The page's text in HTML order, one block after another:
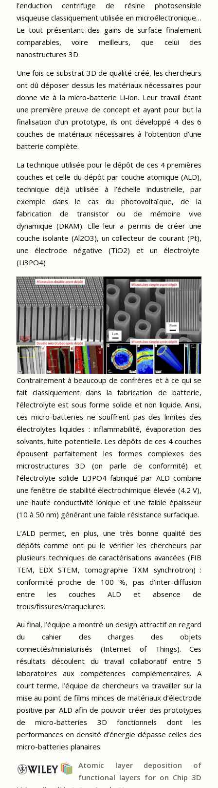
l’enduction centrifuge de résine photosensible
visqueuse classiquement utilisée en microélectronique…
Le tout présentant des gains de surface finalement
comparables, voire meilleurs, que celui des
nanostructures 3D.
Une fois ce substrat 3D de qualité créé, les chercheurs
ont dû déposer dessus les matériaux nécessaires pour
donne vie à la micro-batterie Li-ion. Leur travail étant
une première preuve de concept et ayant pour but la
finalisation d’un prototype, ils ont développé 4 des 6
couches de matériaux nécessaires à l’obtention d’une
batterie complète.
La technique utilisée pour le dépôt de ces 4 premières
couches et celle du dépôt par couche atomique (ALD),
technique déjà utilisée à l’échelle industrielle, par
exemple dans le cas du photovoltaïque, de la
fabrication de transistor ou de mémoire vive
dynamique (DRAM). Elle leur a permis de créer une
couche isolante (Al2O3), un collecteur de courant (Pt),
une électrode négative (TiO2) et un électrolyte
(Li3PO4)
Contrairement à beaucoup de confrères et à ce qui se
fait classiquement dans la fabrication de batterie,
l’électrolyte est sous forme solide et non liquide. Ainsi,
ces micro-batteries ne souffrent pas des limites des
électrolytes liquides : inflammabilité, évaporation des
solvants, fuite potentielle. Les dépôts de ces 4 couches
épousent parfaitement les formes complexes des
microstructures 3D (on parle de conformité) et
l’électrolyte solide Li3PO4 fabriqué par ALD combine
une fenêtre de stabilité électrochimique élevée (4.2 V),
une haute conductivité ionique et une faible épaisseur
(10 à 50 nm) générant une faible résistance surfacique.
L’ALD permet, en plus, une très bonne qualité des
dépôts comme ont pu le vérifier les chercheurs par
plusieurs techniques de caractérisations avancées (FIB
TEM, EDX STEM, tomographie TXM synchrotron) :
conformité proche de 100 %, pas d’inter-diffusion
entre les couches ALD et absence de
trous/fissures/craquelures.
Au final, l’équipe a montré un design attractif en regard
du cahier des charges des objets
connectés/miniaturisés (Internet of Things). Ces
résultats découlent du travail collaboratif entre 5
laboratoires aux compétences complémentaires. A
court terme, l’équipe de chercheurs va travailler sur la
mise au point de films minces de matériaux d’électrode
positive par ALD afin de pouvoir créer des prototypes
de micro-batteries 3D fonctionnels dont les
performances en densité d’énergie dépasse celles des
micro-batteries planaires.
Atomic layer deposition of
functional layers for on Chip 3D